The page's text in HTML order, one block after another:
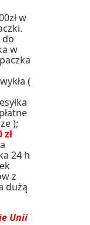
w
w
(
);
zł
24 h
z
dużą
Unii